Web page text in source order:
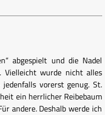
abgespielt und die Nadel
Vielleicht wurde nicht alles
vorerst genug. St.
ein herrlicher Reibebaum
andere. Deshalb werde ich